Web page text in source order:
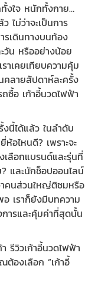
งใจ หนักทั้งกาย…
ไม่ว่าจะเป็นการ
รเดินทางบนท้อง
วัน หรืออย่างน้อย
าเคยเทียบความคุ้ม
คลายสัปดาห์ละครั้ง
ซื้อ เก้าอี้นวดไฟฟ้า
นี้ได้แล้ว ในลำดับ
อไหนดี? เพราะจะ
ลือกแบรนด์และรุ่นที่
และนักช็อปออนไลน์
คนส่วนใหญ่ติชมหรือ
เราก็ยังมีบทความ
การและคุ้มค่าที่สุดนั้น
รีวิวเก้าอี้นวดไฟฟ้า
องเลือก “เก้าอี้